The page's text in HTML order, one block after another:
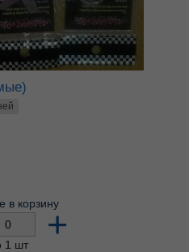
в корзину
+
1 шт